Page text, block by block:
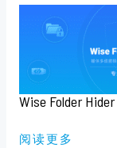
Wise Folder
WISE
FOLDER
HIDER
PRO
（官
方
品
版）
阅读更多